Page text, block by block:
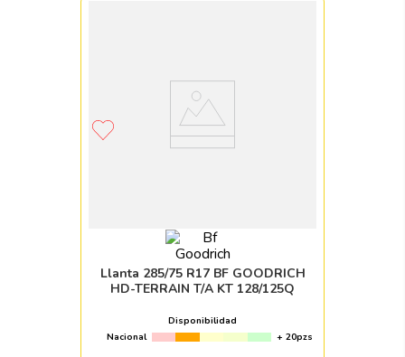
Llanta 285/75 R17 BF GOODRICH
HD-TERRAIN T/A KT 128/125Q
Disponibilidad
Nacional
+ 20pzs